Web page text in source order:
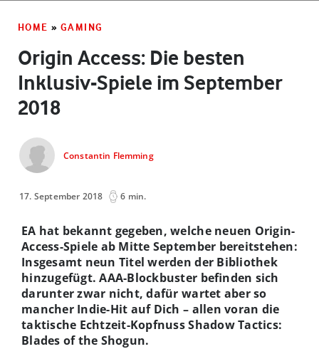
HOME » GAMING
Origin Access: Die besten
Inklusiv-Spiele im September
2018
Constantin Flemming
17. September 2018 6 min.
EA hat bekannt gegeben, welche neuen Origin-
Access-Spiele ab Mitte September bereitstehen:
Insgesamt neun Titel werden der Bibliothek
hinzugefügt. AAA-Blockbuster befinden sich
darunter zwar nicht, dafür wartet aber so
mancher Indie-Hit auf Dich – allen voran die
taktische Echtzeit-Kopfnuss Shadow Tactics:
Blades of the Shogun.